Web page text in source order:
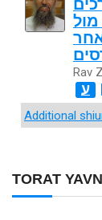
TORAT
מול
Rav
ע
Additional